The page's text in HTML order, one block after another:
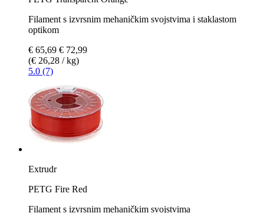
Filament s izvrsnim mehaničkim svojstvima i staklastom
optikom
€ 65,69 € 72,99
(€ 26,28 / kg)
5.0 (7)
Extrudr
PETG Fire Red
Filament s izvrsnim mehaničkim svojstvima